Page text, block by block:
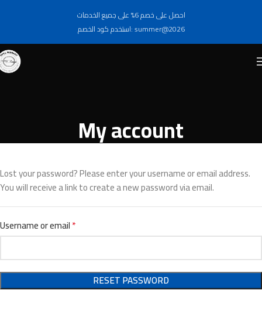
احصل على خصم 6% على جميع الخدمات
استخدم كود الخصم: summer@2026
My account
Lost your password? Please enter your username or email address.
You will receive a link to create a new password via email.
Username or email*
RESET PASSWORD